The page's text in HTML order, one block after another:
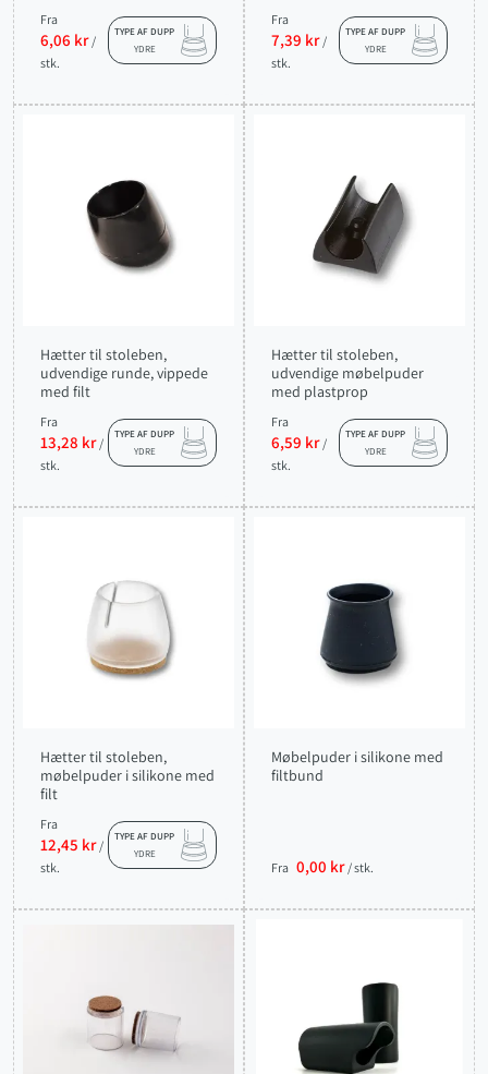
Fra
6,06 kr /
stk.
TYPE AF DUPP
YDRE
Fra
7,39 kr /
stk.
TYPE AF DUPP
YDRE
Hætter til stoleben,
udvendige runde, vippede
med filt
Fra
13,28 kr /
stk.
TYPE AF DUPP
YDRE
Hætter til stoleben,
udvendige møbelpuder
med plastprop
Fra
6,59 kr /
stk.
TYPE AF DUPP
YDRE
Hætter til stoleben,
møbelpuder i silikone med
filt
Fra
12,45 kr /
stk.
TYPE AF DUPP
YDRE
Møbelpuder i silikone med
filtbund
Fra 0,00 kr / stk.